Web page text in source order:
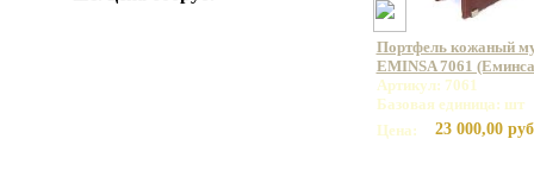
Портфель кожаный
EMINSA 7061
Артикул: 7061
Базовая единица: шт
Цена:
23 000,00